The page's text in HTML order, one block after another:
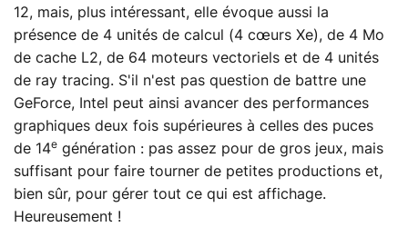
12, mais, plus intéressant, elle évoque aussi la
présence de 4 unités de calcul (4 cœurs Xe), de 4 Mo
de cache L2, de 64 moteurs vectoriels et de 4 unités
de ray tracing. S'il n'est pas question de battre une
GeForce, Intel peut ainsi avancer des performances
graphiques deux fois supérieures à celles des puces
de 14e génération : pas assez pour de gros jeux, mais
suffisant pour faire tourner de petites productions et,
bien sûr, pour gérer tout ce qui est affichage.
Heureusement !